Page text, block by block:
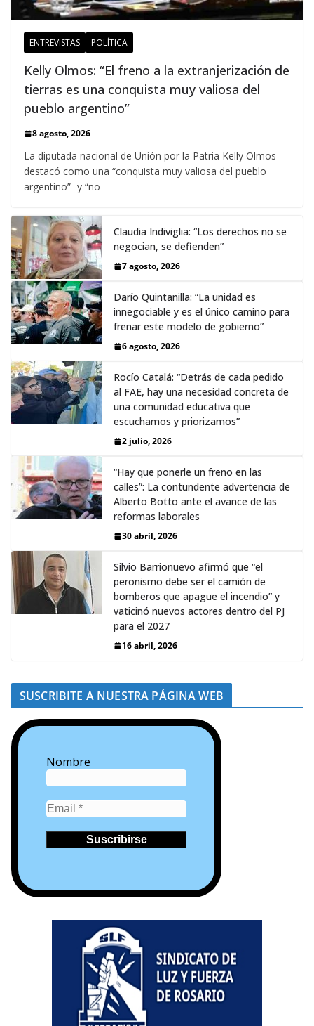
ENTREVISTAS POLÍTICA
Kelly Olmos: “El freno a la extranjerización de
tierras es una conquista muy valiosa del
pueblo argentino”
8 agosto, 2026
La diputada nacional de Unión por la Patria Kelly Olmos
destacó como una “conquista muy valiosa del pueblo
argentino” -y “no
Claudia Indiviglia: “Los derechos no se
negocian, se defienden”
7 agosto, 2026
Darío Quintanilla: “La unidad es
innegociable y es el único camino para
frenar este modelo de gobierno”
6 agosto, 2026
Rocío Catalá: “Detrás de cada pedido
al FAE, hay una necesidad concreta de
una comunidad educativa que
escuchamos y priorizamos”
2 julio, 2026
“Hay que ponerle un freno en las
calles”: La contundente advertencia de
Alberto Botto ante el avance de las
reformas laborales
30 abril, 2026
Silvio Barrionuevo afirmó que “el
peronismo debe ser el camión de
bomberos que apague el incendio” y
vaticinó nuevos actores dentro del PJ
para el 2027
16 abril, 2026
SUSCRIBITE A NUESTRA PÁGINA WEB
Nombre